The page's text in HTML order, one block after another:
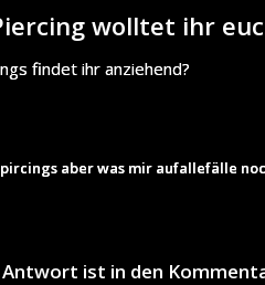
wolltet ihr
findet ihr anziehend?
aber was mir aufallefälle
Antwort ist in den